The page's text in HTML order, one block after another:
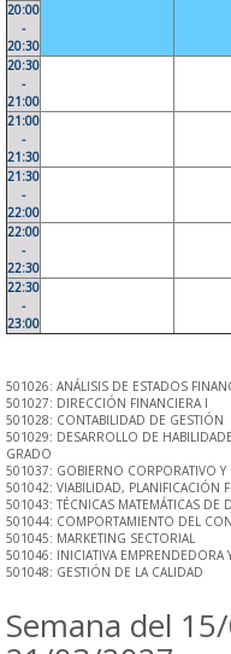
20:00
-
20:30
20:30
-
21:00
21:00
-
21:30
21:30
-
22:00
22:00
-
22:30
22:30
-
23:00
501026: ANÁLISIS DE ESTADOS
501027: DIRECCIÓN FINANCIERA I
501028: CONTABILIDAD DE GESTIÓN
501029: DESARROLLO DE
GRADO
501037: GOBIERNO CORPORATIVO Y
501042: VIABILIDAD, PLANIFICACIÓN
501043: TÉCNICAS MATEMÁTICAS DE
501044: COMPORTAMIENTO DEL
501045: MARKETING SECTORIAL
501046: INICIATIVA EMPRENDEDORA
501048: GESTIÓN DE LA CALIDAD
Semana del